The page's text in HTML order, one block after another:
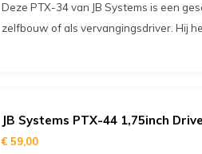
Deze PTX-34 van JB Systems is een
zelfbouw of als vervangingsdriver. Hij
JB Systems PTX-44 1,75inch
€ 59,00